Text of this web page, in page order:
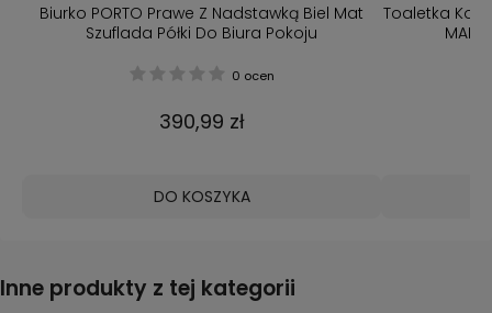
Toaletka Kosmetyczna z Lustrem Do Makijażu
MARINA 4P + Biurko 2S KASZMIR
0 ocen
417,99 zł
DO KOSZYKA
Toaletka
Zestaw
Inne produkty z tej kategorii